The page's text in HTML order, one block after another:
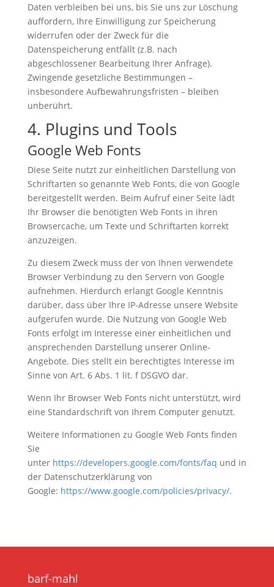
Daten verbleiben bei uns, bis Sie uns zur Löschung
auffordern, Ihre Einwilligung zur Speicherung
widerrufen oder der Zweck für die
Datenspeicherung entfällt (z.B. nach
abgeschlossener Bearbeitung Ihrer Anfrage).
Zwingende gesetzliche Bestimmungen –
insbesondere Aufbewahrungsfristen – bleiben
unberührt.
4. Plugins und Tools
Google Web Fonts
Diese Seite nutzt zur einheitlichen Darstellung von
Schriftarten so genannte Web Fonts, die von Google
bereitgestellt werden. Beim Aufruf einer Seite lädt
Ihr Browser die benötigten Web Fonts in ihren
Browsercache, um Texte und Schriftarten korrekt
anzuzeigen.
Zu diesem Zweck muss der von Ihnen verwendete
Browser Verbindung zu den Servern von Google
aufnehmen. Hierdurch erlangt Google Kenntnis
darüber, dass über Ihre IP-Adresse unsere Website
aufgerufen wurde. Die Nutzung von Google Web
Fonts erfolgt im Interesse einer einheitlichen und
ansprechenden Darstellung unserer Online-
Angebote. Dies stellt ein berechtigtes Interesse im
Sinne von Art. 6 Abs. 1 lit. f DSGVO dar.
Wenn Ihr Browser Web Fonts nicht unterstützt, wird
eine Standardschrift von Ihrem Computer genutzt.
Weitere Informationen zu Google Web Fonts finden
Sie
unter https://developers.google.com/fonts/faq und in
der Datenschutzerklärung von
Google: https://www.google.com/policies/privacy/.
barf-mahl